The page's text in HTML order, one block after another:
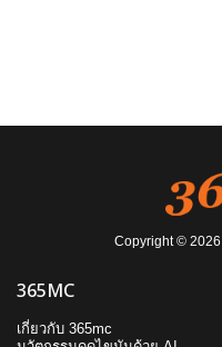
Copyright © 2026
365MC
เกี่ยวกับ 365mc